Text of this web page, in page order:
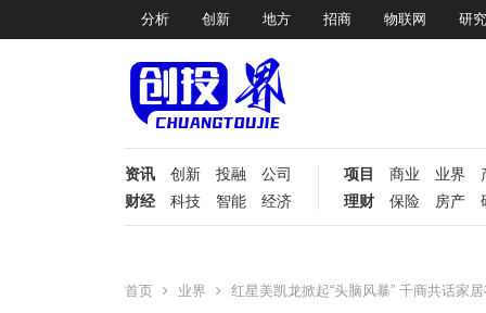
分析 创新 地方 招商 物联网 研究
资讯 创新 投融
公司
财经
科技 智能 经济
项目 商业 业界
理财
保险 房产
首页 业界 红星美凯龙掀起“头脑风暴” 千商共话家